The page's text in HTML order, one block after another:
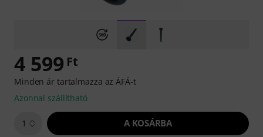
4 599 Ft
Minden ár tartalmazza az ÁFÁ-t
Azonnal szállítható
1 A KOSÁRBA